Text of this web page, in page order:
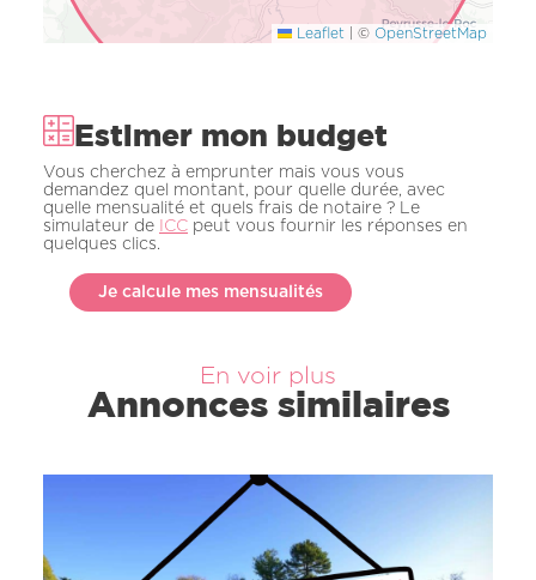
Leaflet © OpenStreetMap
Estimer mon budget
Vous cherchez à emprunter mais vous vous
demandez quel montant, pour quelle durée, avec
quelle mensualité et quels frais de notaire ? Le
simulateur de
ICC peut vous fournir les réponses en
quelques clics.
Je calcule mes mensualités
En voir plus
Annonces similaires